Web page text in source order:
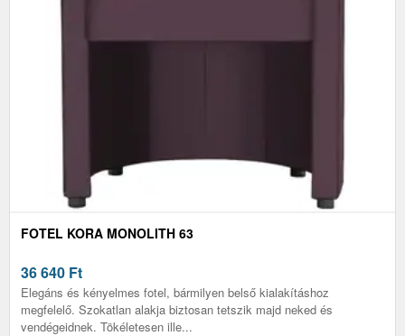
FOTEL KORA MONOLITH 63
36 640 Ft
Elegáns és kényelmes fotel, bármilyen belső kialakításhoz
megfelelő. Szokatlan alakja biztosan tetszik majd neked és
vendégeidnek. Tökéletesen ille...